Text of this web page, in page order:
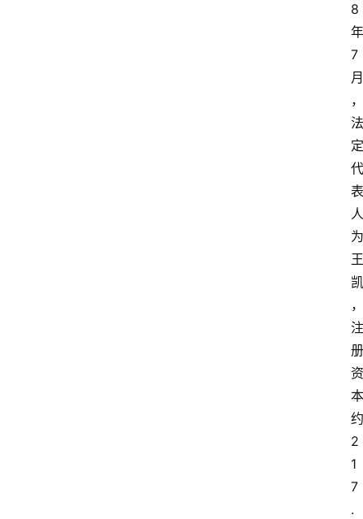
8
年
7
月
，
法
定
代
表
人
为
王
凯
，
注
册
资
本
约
2
1
7
.